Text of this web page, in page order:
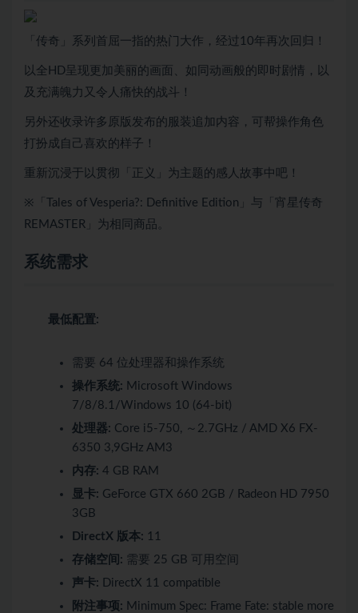
「传奇」系列首屈一指的热门大作，经过10年再次回归！
以全HD呈现更加美丽的画面、如同动画般的即时剧情，以
及充满魄力又令人痛快的战斗！
另外还收录许多原版发布的服装追加内容，可帮操作角色
打扮成自己喜欢的样子！
重新沉浸于以贯彻「正义」为主题的感人故事中吧！
※「Tales of Vesperia?: Definitive Edition」与「宵星传奇
REMASTER」为相同商品。
系统需求
最低配置:
需要 64 位处理器和操作系统
操作系统: Microsoft Windows
7/8/8.1/Windows 10 (64-bit)
处理器: Core i5-750, ～2.7GHz / AMD X6 FX-
6350 3,9GHz AM3
内存: 4 GB RAM
显卡: GeForce GTX 660 2GB / Radeon HD 7950
3GB
DirectX 版本: 11
存储空间: 需要 25 GB 可用空间
声卡: DirectX 11 compatible
附注事项: Minimum Spec: Frame Fate: stable more